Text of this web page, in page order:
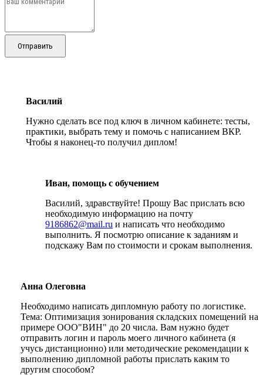
Отправить
Василий
Нужно сделать все под ключ в личном кабинете: тесты,
практики, выбрать тему и помочь с написанием ВКР.
Чтобы я наконец-то получил диплом!
Иван, помощь с обучением
Василий, здравствуйте! Прошу Вас прислать всю
необходимую информацию на почту
9186862@mail.ru и написать что необходимо
выполнить. Я посмотрю описание к заданиям и
подскажу Вам по стоимости и срокам выполнения.
Анна Олеговна
Необходимо написать дипломную работу по логистике.
Тема: Оптимизация зонирования складских помещений на
примере ООО"ВИН" до 20 числа. Вам нужно будет
отправить логин и пароль моего личного кабинета (я
учусь дистанционно) или методические рекомендации к
выполнению дипломной работы прислать каким то
другим способом?